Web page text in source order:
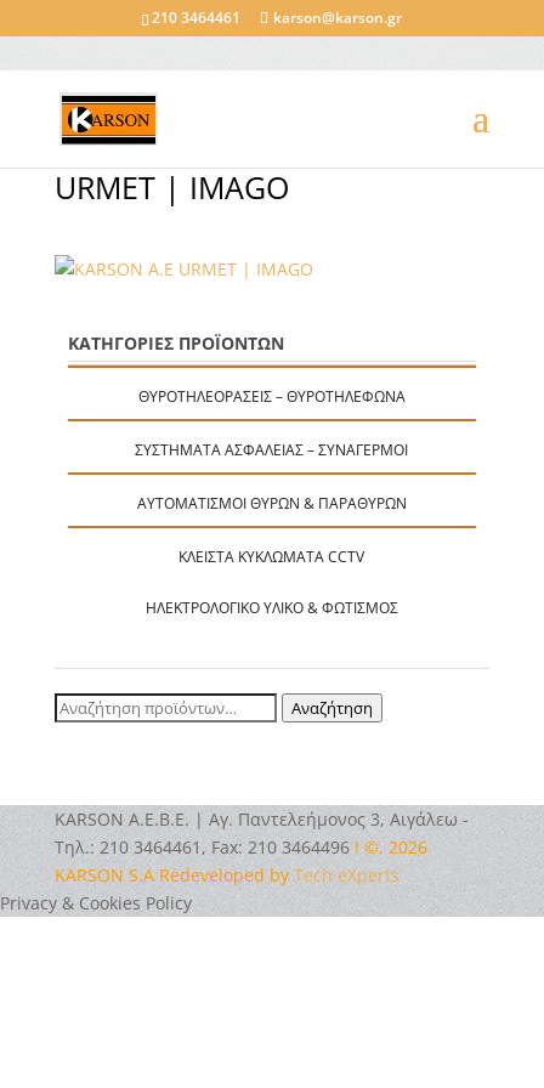
210 3464461 karson@karson.gr
URMET | IMAGO
ΚΑΤΗΓΟΡΙΕΣ ΠΡΟΪΟΝΤΩΝ
ΘΥΡΟΤΗΛΕΟΡΆΣΕΙΣ – ΘΥΡΟΤΗΛΈΦΩΝΑ
ΣΥΣΤΉΜΑΤΑ ΑΣΦΑΛΕΊΑΣ – ΣΥΝΑΓΕΡΜΟΊ
ΑΥΤΟΜΑΤΙΣΜΟΊ ΘΥΡΏΝ & ΠΑΡΑΘΎΡΩΝ
ΚΛΕΙΣΤΆ ΚΥΚΛΏΜΑΤΑ CCTV
ΗΛΕΚΤΡΟΛΟΓΙΚΌ ΥΛΙΚΌ & ΦΩΤΙΣΜΌΣ
Αναζήτηση
Αναζήτηση
ΚΑRSOΝ Α.E.B.E. | Αγ. Παντελεήμονος 3, Αιγάλεω -
Τηλ.: 210 3464461, Fax: 210 3464496! ©, 2026
KARSON S.A Redeveloped byTech eXperts
Privacy & Cookies Policy